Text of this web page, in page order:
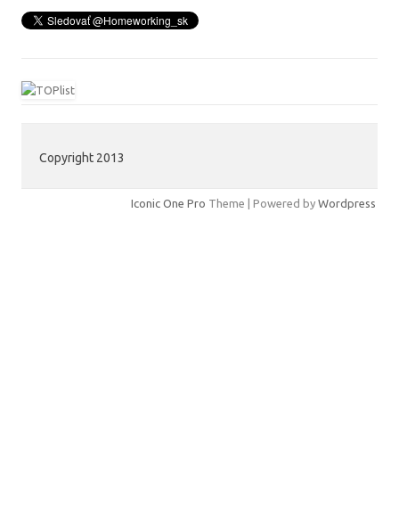
Copyright 2013
Iconic One Pro Theme | Powered by Wordpress